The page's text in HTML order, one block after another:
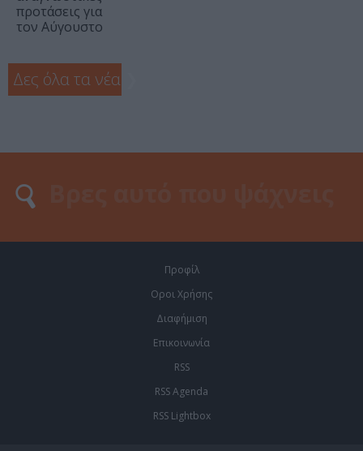
προτάσεις για
τον Αύγουστο
Δες όλα τα νέα
Προφίλ
Οροι Χρήσης
Διαφήμιση
Επικοινωνία
RSS
RSS Agenda
RSS Lightbox